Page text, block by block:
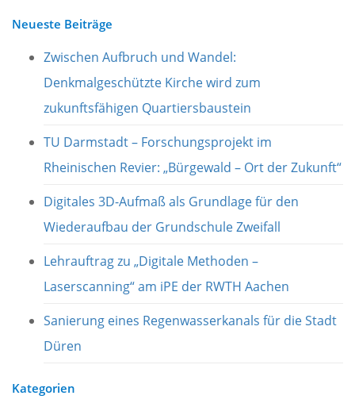
Neueste Beiträge
Zwischen Aufbruch und Wandel:
Denkmalgeschützte Kirche wird zum
zukunftsfähigen Quartiersbaustein
TU Darmstadt – Forschungsprojekt im
Rheinischen Revier: „Bürgewald – Ort der Zukunft“
Digitales 3D-Aufmaß als Grundlage für den
Wiederaufbau der Grundschule Zweifall
Lehrauftrag zu „Digitale Methoden –
Laserscanning“ am iPE der RWTH Aachen
Sanierung eines Regenwasserkanals für die Stadt
Düren
Kategorien